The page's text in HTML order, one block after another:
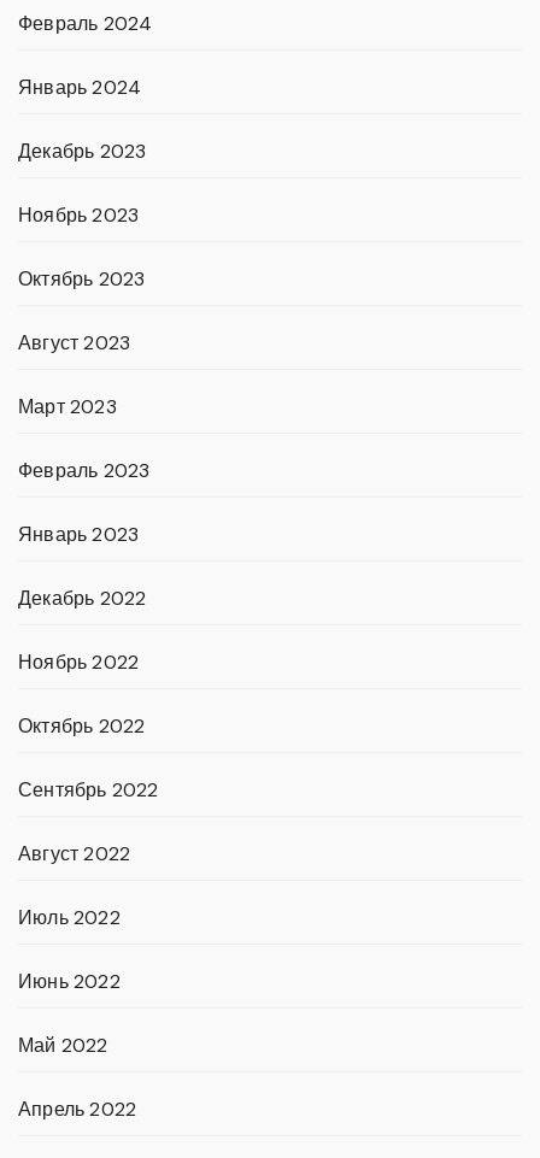
Февраль 2024
Январь 2024
Декабрь 2023
Ноябрь 2023
Октябрь 2023
Август 2023
Март 2023
Февраль 2023
Январь 2023
Декабрь 2022
Ноябрь 2022
Октябрь 2022
Сентябрь 2022
Август 2022
Июль 2022
Июнь 2022
Май 2022
Апрель 2022